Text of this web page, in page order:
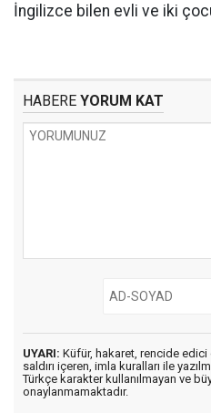
İngilizce bilen evli ve iki
HABERE YORUM KAT
UYARI: Küfür, hakaret, rencide edici
saldırı içeren, imla kuralları ile
Türkçe karakter kullanılmayan ve
onaylanmamaktadır.